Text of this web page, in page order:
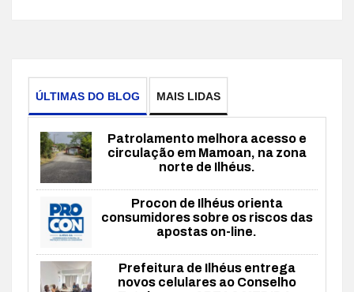
ÚLTIMAS DO BLOG MAIS LIDAS
Patrolamento melhora acesso e
circulação em Mamoan, na zona
norte de Ilhéus.
Procon de Ilhéus orienta
consumidores sobre os riscos das
apostas on-line.
Prefeitura de Ilhéus entrega
novos celulares ao Conselho